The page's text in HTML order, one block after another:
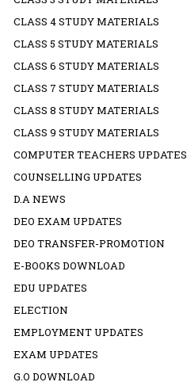
CLASS 4 STUDY MATERIALS
CLASS 5 STUDY MATERIALS
CLASS 6 STUDY MATERIALS
CLASS 7 STUDY MATERIALS
CLASS 8 STUDY MATERIALS
CLASS 9 STUDY MATERIALS
COMPUTER TEACHERS UPDATES
COUNSELLING UPDATES
D.A NEWS
DEO EXAM UPDATES
DEO TRANSFER-PROMOTION
E-BOOKS DOWNLOAD
EDU UPDATES
ELECTION
EMPLOYMENT UPDATES
EXAM UPDATES
G.O DOWNLOAD